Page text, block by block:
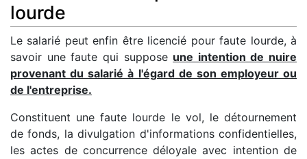
lourde
Le salarié peut enfin être licencié pour faute lourde, à
savoir une faute qui suppose une intention de nuire
provenant du salarié à l'égard de son employeur ou
de l'entreprise.
Constituent une faute lourde le vol, le détournement
de fonds, la divulgation d'informations confidentielles,
les actes de concurrence déloyale avec intention de